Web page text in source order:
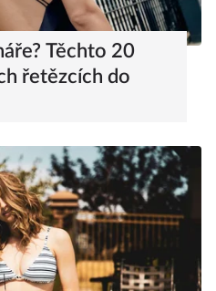
Těchto 20
řetězcích do